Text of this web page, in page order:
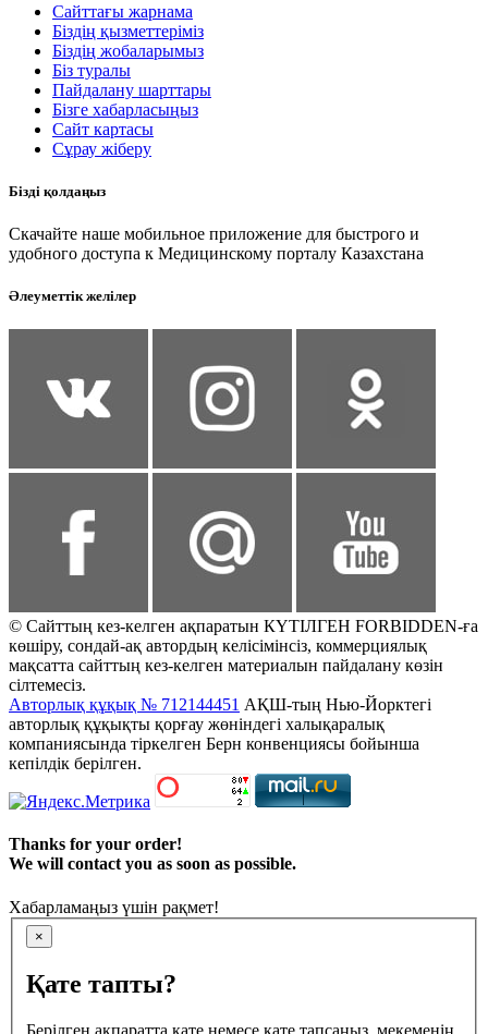
Сайттағы жарнама
Біздің қызметтеріміз
Біздің жобаларымыз
Біз туралы
Пайдалану шарттары
Бізге хабарласыңыз
Сайт картасы
Сұрау жіберу
Бізді қолдаңыз
Скачайте наше мобильное приложение для быстрого и
удобного доступа к Медицинскому порталу Казахстана
Әлеуметтік желілер
© Сайттың кез-келген ақпаратын КҮТІЛГЕН FORBIDDEN-ға
көшіру, сондай-ақ автордың келісімінсіз, коммерциялық
мақсатта сайттың кез-келген материалын пайдалану көзін
сілтемесіз.
Авторлық құқық № 712144451 АҚШ-тың Нью-Йорктегі
авторлық құқықты қорғау жөніндегі халықаралық
компаниясында тіркелген Берн конвенциясы бойынша
кепілдік берілген.
Thanks for your order!
We will contact you as soon as possible.
Хабарламаңыз үшін рақмет!
×
Қате тапты?